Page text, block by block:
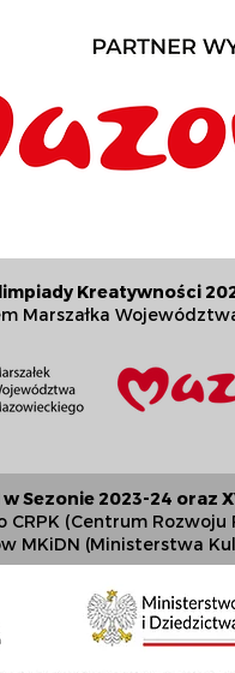
Kreatywności
Marszałka
Sezonie 2023-24 oraz
CRPK (Centrum
MKiDN (Ministerstwa